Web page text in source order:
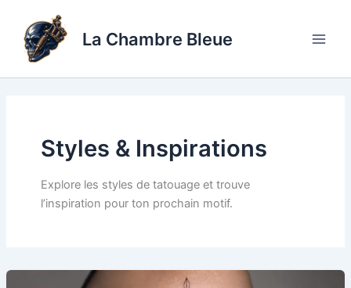
contenu
La Chambre Bleue
Styles & Inspirations
Explore les styles de tatouage et trouve
l’inspiration pour ton prochain motif.